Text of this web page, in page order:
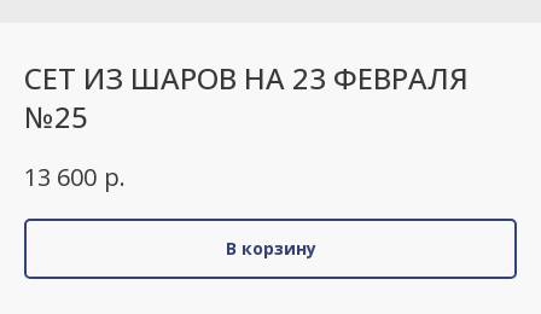
СЕТ ИЗ ШАРОВ НА 23 ФЕВРАЛЯ
№25
13 600 р.
В корзину